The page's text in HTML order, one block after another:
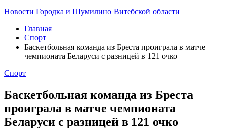
Новости Городка и Шумилино Витебской области
Главная
Спорт
Баскетбольная команда из Бреста проиграла в матче
чемпионата Беларуси с разницей в 121 очко
Спорт
Баскетбольная команда из Бреста
проиграла в матче чемпионата
Беларуси с разницей в 121 очко